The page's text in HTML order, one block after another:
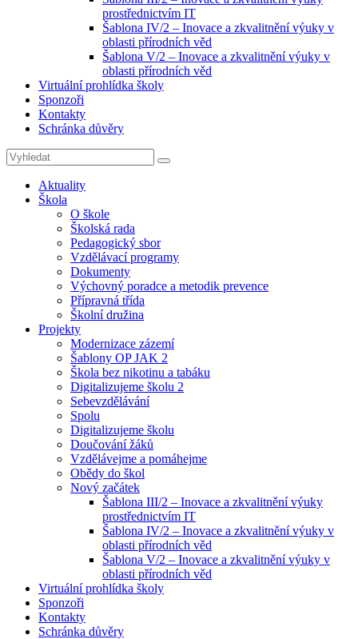
prostřednictvím IT
Šablona IV/2 – Inovace a zkvalitnění výuky v
oblasti přírodních věd
Šablona V/2 – Inovace a zkvalitnění výuky v
oblasti přírodních věd
Virtuální prohlídka školy
Sponzoři
Kontakty
Schránka důvěry
Search
for:
Search
Aktuality
Škola
O škole
Školská rada
Pedagogický sbor
Vzdělávací programy
Dokumenty
Výchovný poradce a metodik prevence
Přípravná třída
Školní družina
Projekty
Modernizace zázemí
Šablony OP JAK 2
Škola bez nikotinu a tabáku
Digitalizujeme školu 2
Sebevzdělávání
Spolu
Digitalizujeme školu
Doučování žáků
Vzdělávejme a pomáhejme
Obědy do škol
Nový začátek
Šablona III/2 – Inovace a zkvalitnění výuky
prostřednictvím IT
Šablona IV/2 – Inovace a zkvalitnění výuky v
oblasti přírodních věd
Šablona V/2 – Inovace a zkvalitnění výuky v
oblasti přírodních věd
Virtuální prohlídka školy
Sponzoři
Kontakty
Schránka důvěry